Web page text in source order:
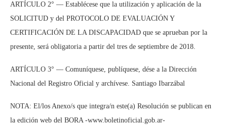
ARTÍCULO 2° — Establécese que la utilización y aplicación de la
SOLICITUD y del PROTOCOLO DE EVALUACIÓN Y
CERTIFICACIÓN DE LA DISCAPACIDAD que se aprueban por la
presente, será obligatoria a partir del tres de septiembre de 2018.
ARTÍCULO 3° — Comuníquese, publíquese, dése a la Dirección
Nacional del Registro Oficial y archívese. Santiago Ibarzábal
NOTA: El/los Anexo/s que integra/n este(a) Resolución se publican en
la edición web del BORA -www.boletinoficial.gob.ar-